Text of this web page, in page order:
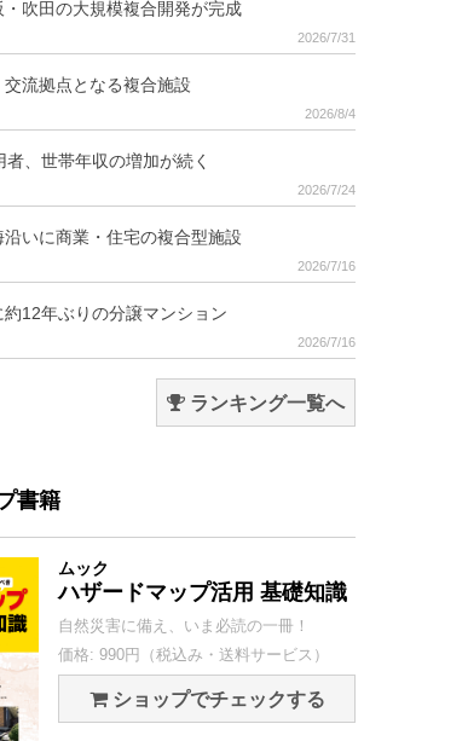
・吹田の大規模複合開発が完成
2026/7/31
流拠点となる複合施設
2026/8/4
、世帯年収の増加が続く
2026/7/24
いに商業・住宅の複合型施設
2026/7/16
12年ぶりの分譲マンション
2026/7/16
ランキング一覧へ
書籍
ムック
ハザードマップ活用 基礎知識
自然災害に備え、いま必読の一冊！
価格: 990円（税込み・送料サービス）
ショップでチェックする